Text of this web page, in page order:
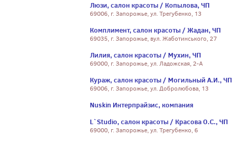
Люзи, салон красоты / Копылова, ЧП
69006, г. Запорожье, ул. Трегубенко, 13
Комплимент, салон красоты / Жадан, ЧП
69035, г. Запорожье, вул. Жаботинського, 27
Лилия, салон красоты / Мухин, ЧП
69000, г. Запорожье, ул. Ладожская, 2-А
Кураж, салон красоты / Могильный А.И., ЧП
69006, г. Запорожье, ул. Добролюбова, 13
Nuskin Интерпрайзис, компания
L`Studio, салон красоты / Красова О.С., ЧП
69000, г. Запорожье, ул. Трегубенко, 6